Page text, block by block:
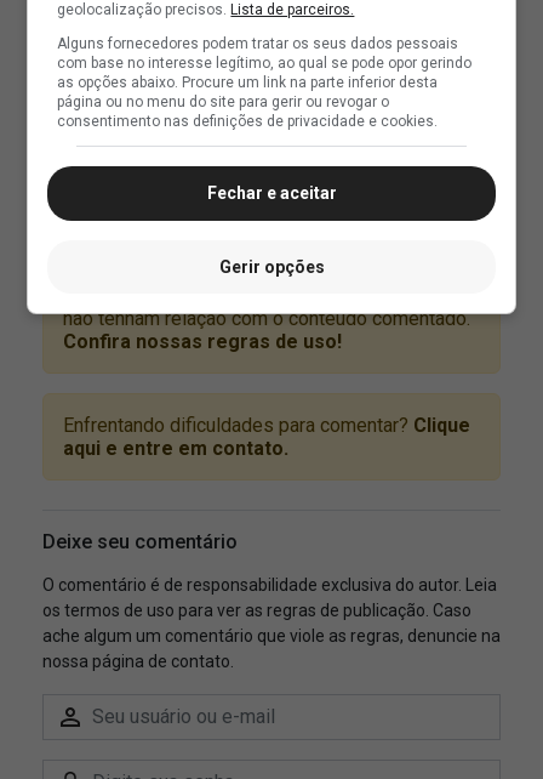
geolocalização precisos. Lista de parceiros.
Alguns fornecedores podem tratar os seus dados pessoais
com base no interesse legítimo, ao qual se pode opor gerindo
as opções abaixo. Procure um link na parte inferior desta
página ou no menu do site para gerir ou revogar o
consentimento nas definições de privacidade e cookies.
Fechar e aceitar
Gerir opções